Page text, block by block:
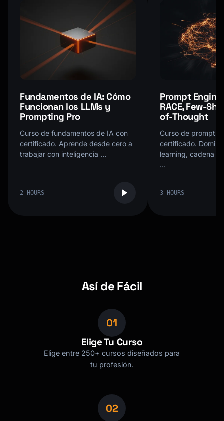
Fundamentos de IA: Cómo
Funcionan los LLMs y
Prompting Pro
Curso de fundamentos de IA con
certificado. Aprende desde cero a
trabajar con inteligencia …
2 HOURS
Prompt
RACE, Few-
of-Thought
Curso de prompt
certificado.
learning, cadena
…
3 HOURS
Así de Fácil
01
Elige Tu Curso
Elige entre 250+ cursos diseñados para
tu profesión.
02
Buscador de cursos · aquí para ayudarte